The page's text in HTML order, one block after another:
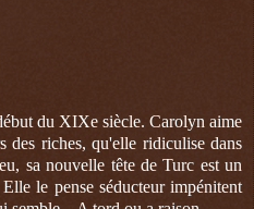
du XIXe siècle. Carolyn aime
des riches, qu'elle ridiculise dans
sa nouvelle tête de Turc est un
le pense séducteur impénitent